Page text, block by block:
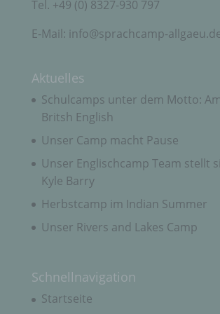
Tel. +49 (0) 8327-930 797
E-Mail: info@sprachcamp-
Aktuelles
Schulcamps unter dem Motto:
Britsh English
Unser Camp macht Pause
Unser Englischcamp Team stellt
Kyle Barry
Herbstcamp im Indian Summer
Unser Rivers and Lakes Camp
Schnellnavigation
Startseite
nach dem Unionsrecht oder dem
personenbezogene Daten erhalten,
nicht als Empfänger.
j) Dritter
Dritter ist eine natürliche oder
Behörde, Einrichtung oder andere
betroffenen Person, dem
Auftragsverarbeiter und den
der unmittelbaren Verantwortung des
Verantwortlichen oder des
befugt sind, die personenbezogenen
Einwilligung ist jede von der